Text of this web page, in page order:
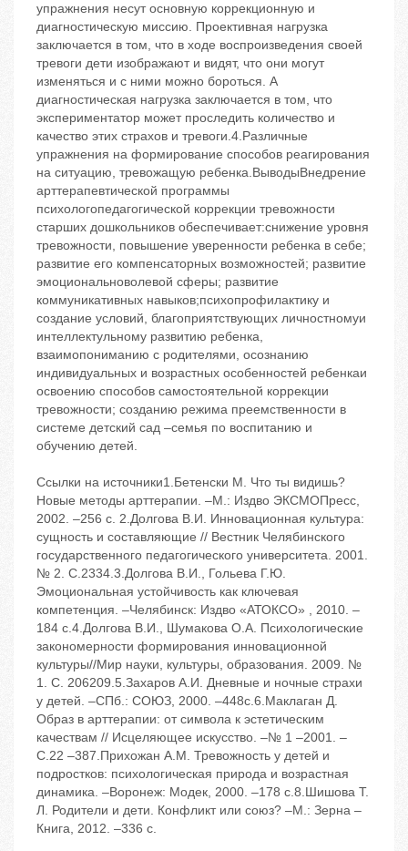
упражнения несут основную коррекционную и
диагностическую миссию. Проективная нагрузка
заключается в том, что в ходе воспроизведения своей
тревоги дети изображают и видят, что они могут
изменяться и с ними можно бороться. А
диагностическая нагрузка заключается в том, что
экспериментатор может проследить количество и
качество этих страхов и тревоги.4.Различные
упражнения на формирование способов реагирования
на ситуацию, тревожащую ребенка.ВыводыВнедрение
арттерапевтической программы
психологопедагогической коррекции тревожности
старших дошкольников обеспечивает:снижение уровня
тревожности, повышение уверенности ребенка в себе;
развитие его компенсаторных возможностей; развитие
эмоциональноволевой сферы; развитие
коммуникативных навыков;психопрофилактику и
создание условий, благоприятствующих личностномуи
интеллектульному развитию ребенка,
взаимопониманию с родителями, осознанию
индивидуальных и возрастных особенностей ребенкаи
освоению способов самостоятельной коррекции
тревожности; созданию режима преемственности в
системе детский сад –семья по воспитанию и
обучению детей.
Ссылки на источники1.Бетенски М. Что ты видишь?
Новые методы арттерапии. –М.: Издво ЭКСМОПресс,
2002. –256 с. 2.Долгова В.И. Инновационная культура:
сущность и составляющие // Вестник Челябинского
государственного педагогического университета. 2001.
№ 2. С.2334.3.Долгова В.И., Гольева Г.Ю.
Эмоциональная устойчивость как ключевая
компетенция. –Челябинск: Издво «АТОКСО» , 2010. –
184 с.4.Долгова В.И., Шумакова О.А. Психологические
закономерности формирования инновационной
культуры//Мир науки, культуры, образования. 2009. №
1. С. 206209.5.Захаров А.И. Дневные и ночные страхи
у детей. –СПб.: СОЮЗ, 2000. –448с.6.Маклаган Д.
Образ в арттерапии: от символа к эстетическим
качествам // Исцеляющее искусство. –№ 1 –2001. –
С.22 –387.Прихожан А.М. Тревожность у детей и
подростков: психологическая природа и возрастная
динамика. –Воронеж: Модек, 2000. –178 с.8.Шишова Т.
Л. Родители и дети. Конфликт или союз? –М.: Зерна –
Книга, 2012. –336 с.